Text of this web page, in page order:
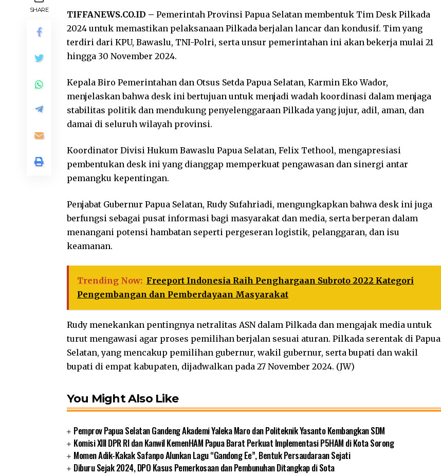
SHARE TIFFANEWS.CO.ID – Pemerintah Provinsi Papua Selatan membentuk Tim Desk Pilkada
2024 untuk memastikan pelaksanaan Pilkada berjalan lancar dan kondusif. Tim yang
terdiri dari KPU, Bawaslu, TNI-Polri, serta unsur pemerintahan ini akan bekerja mulai 21
hingga 30 November 2024.
Kepala Biro Pemerintahan dan Otsus Setda Papua Selatan, Karmin Eko Wador,
menjelaskan bahwa desk ini bertujuan untuk menjadi wadah koordinasi dalam menjaga
stabilitas politik dan mendukung penyelenggaraan Pilkada yang jujur, adil, aman, dan
damai di seluruh wilayah provinsi.
Koordinator Divisi Hukum Bawaslu Papua Selatan, Felix Tethool, mengapresiasi
pembentukan desk ini yang dianggap memperkuat pengawasan dan sinergi antar
pemangku kepentingan.
Penjabat Gubernur Papua Selatan, Rudy Sufahriadi, mengungkapkan bahwa desk ini juga
berfungsi sebagai pusat informasi bagi masyarakat dan media, serta berperan dalam
menangani potensi hambatan seperti pergeseran logistik, pelanggaran, dan isu
keamanan.
Trending Now: Freeport Indonesia Raih Penghargaan Subroto 2022 Kategori
Pengembangan dan Pemberdayaan Masyarakat
Rudy menekankan pentingnya netralitas ASN dalam Pilkada dan mengajak media untuk
turut mengawasi agar proses pemilihan berjalan sesuai aturan. Pilkada serentak di Papua
Selatan, yang mencakup pemilihan gubernur, wakil gubernur, serta bupati dan wakil
bupati di empat kabupaten, dijadwalkan pada 27 November 2024. (JW)
You Might Also Like
Pemprov Papua Selatan Gandeng Akademi Yaleka Maro dan Politeknik Yasanto Kembangkan SDM
Komisi XIII DPR RI dan Kanwil KemenHAM Papua Barat Perkuat Implementasi P5HAM di Kota Sorong
Momen Adik-Kakak Safanpo Alunkan Lagu “Gandong Ee”, Bentuk Persaudaraan Sejati
Diburu Sejak 2024, DPO Kasus Pemerkosaan dan Pembunuhan Ditangkap di Sota